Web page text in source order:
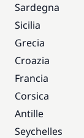
Sardegna
Sicilia
Grecia
Croazia
Francia
Corsica
Antille
Seychelles